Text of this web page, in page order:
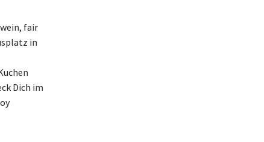
fair
in
Dich im